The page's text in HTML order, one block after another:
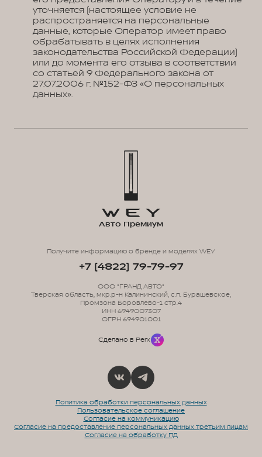
уточняется (настоящее условие не
распространяется на персональные
данные, которые Оператор имеет право
обрабатывать в целях исполнения
законодательства Российской Федерации)
или до момента его отзыва в соответствии
со статьей 9 Федерального закона от
27.07.2006 г. №152-ФЗ «О персональных
данных».
Политика обработки персональных данных
Пользовательское соглашение
Согласие на коммуникацию
Согласие на предоставление персональных данных третьим лицам
Согласие на обработку ПД
Авто Премиум
Получите информацию о бренде и моделях WEY
+7 (4822) 79-79-97
ООО "ГРАНД АВТО"
Тверская область, мкр.р-н Калининский, с.п. Бурашевское,
Промзона Боровлево-1 стр.4
ИНН 6949007307
ОГРН 694901001
Сделано в Perx